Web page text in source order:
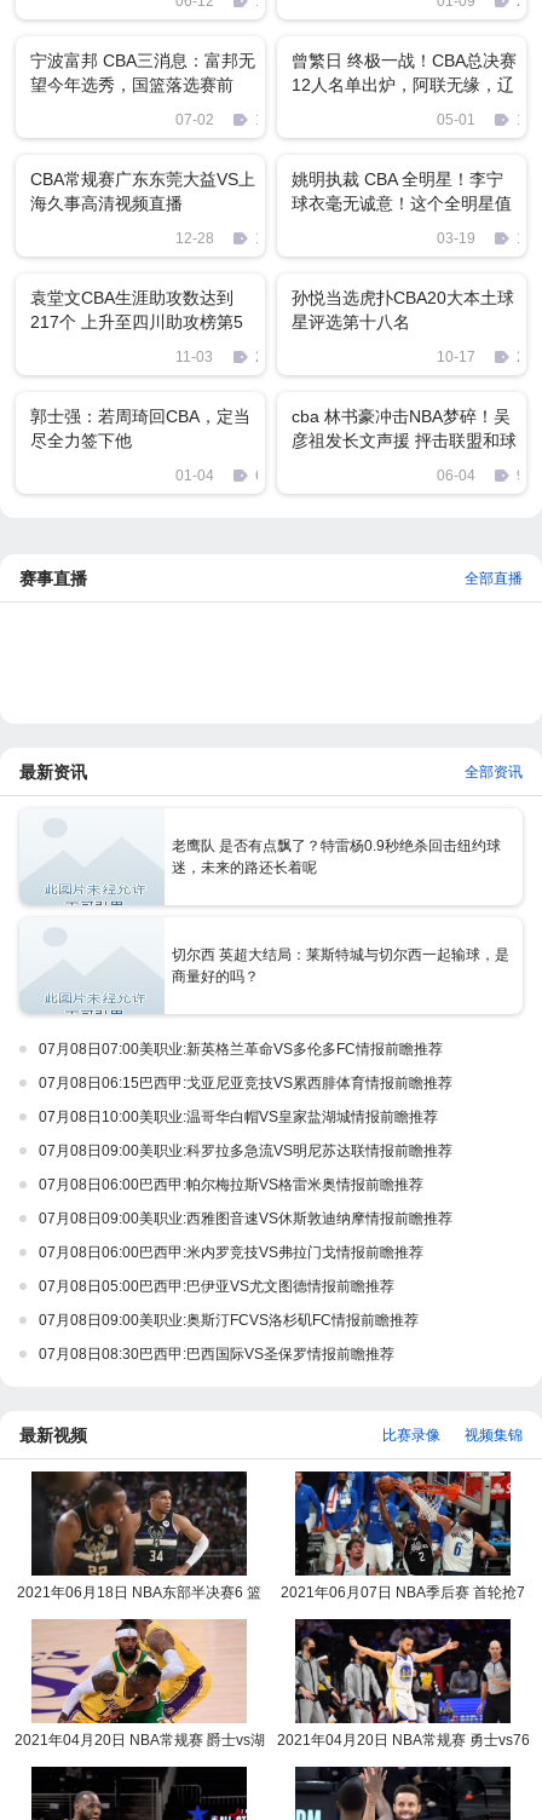
宁波富邦 CBA三消息：富邦无
望今年选秀，国篮落选赛前
07-02 1041
曾繁日 终极一战！CBA总决赛
12人名单出炉，阿联无缘，辽
05-01
CBA常规赛广东东莞大益VS上
海久事高清视频直播
12-28 1987
姚明执裁 CBA 全明星！李宁
球衣毫无诚意！这个全明星值
03-19
袁堂文CBA生涯助攻数达到
217个 上升至四川助攻榜第5
11-03 2213
孙悦当选虎扑CBA20大本土球
星评选第十八名
10-17
郭士强：若周琦回CBA，定当
尽全力签下他
01-04 6
cba 林书豪冲击NBA梦碎！吴
彦祖发长文声援 抨击联盟和球
06-04 952
赛事直播 全部直播
最新资讯 全部资讯
老鹰队 是否有点飘了？特雷杨0.9秒绝杀回击纽约球
迷，未来的路还长着呢
切尔西 英超大结局：莱斯特城与切尔西一起输球，是
商量好的吗？
07月08日07:00美职业:新英格兰革命VS多伦多FC情报前瞻推荐
07月08日06:15巴西甲:戈亚尼亚竞技VS累西腓体育情报前瞻推荐
07月08日10:00美职业:温哥华白帽VS皇家盐湖城情报前瞻推荐
07月08日09:00美职业:科罗拉多急流VS明尼苏达联情报前瞻推荐
07月08日06:00巴西甲:帕尔梅拉斯VS格雷米奥情报前瞻推荐
07月08日09:00美职业:西雅图音速VS休斯敦迪纳摩情报前瞻推荐
07月08日06:00巴西甲:米内罗竞技VS弗拉门戈情报前瞻推荐
07月08日05:00巴西甲:巴伊亚VS尤文图德情报前瞻推荐
07月08日09:00美职业:奥斯汀FCVS洛杉矶FC情报前瞻推荐
07月08日08:30巴西甲:巴西国际VS圣保罗情报前瞻推荐
最新视频 视频集锦
比赛录像
2021年06月18日 NBA东部半决赛6 篮
2021年06月07日 NBA季后赛 首轮抢7
2021年04月20日 NBA常规赛 爵士vs湖
2021年04月20日 NBA常规赛 勇士vs76